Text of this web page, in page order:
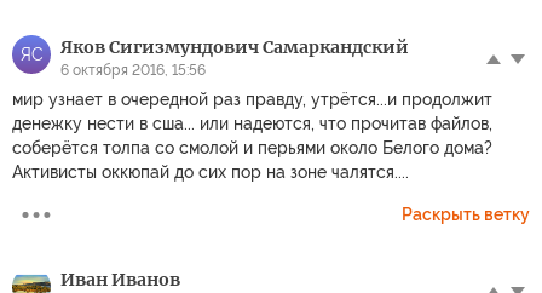
ЯС Яков Сигизмундович Самаркандский
6 октября 2016, 15:56
мир узнает в очередной раз правду, утрётся...и продолжит
денежку нести в сша... или надеются, что прочитав файлов,
соберётся толпа со смолой и перьями около Белого дома?
Активисты оккюпай до сих пор на зоне чалятся....
Раскрыть ветку
Иван Иванов